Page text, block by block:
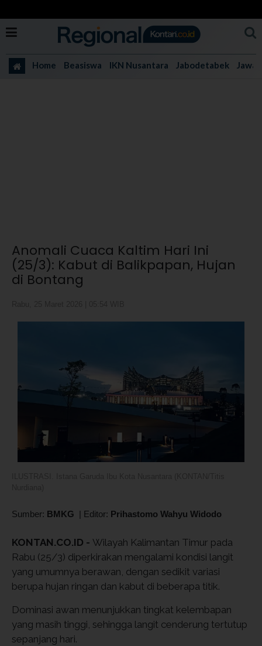
Home Beasiswa IKN Nusantara Jabodetabek Jawa
Anomali Cuaca Kaltim Hari Ini
(25/3): Kabut di Balikpapan, Hujan
di Bontang
Sumber: BMKG | Editor: Prihastomo Wahyu Widodo
KONTAN.CO.ID - Wilayah Kalimantan Timur pada
Rabu (25/3) diperkirakan mengalami kondisi langit
yang umumnya berawan, dengan sedikit variasi
berupa hujan ringan dan kabut di beberapa titik.
Dominasi awan menunjukkan tingkat kelembapan
yang masih tinggi, sehingga langit cenderung tertutup
sepanjang hari.